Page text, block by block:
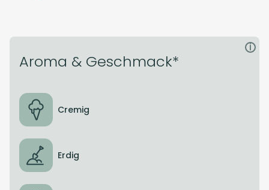
Aroma & Geschmack*
i
Cremig
Erdig